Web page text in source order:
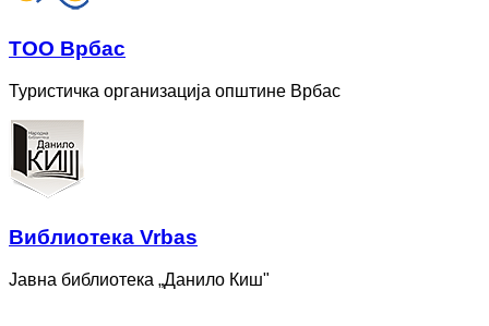
ТОО Врбас
Туристичка организација општине Врбас
Bиблиотека Vrbas
Јавна библиотека „Данило Киш"